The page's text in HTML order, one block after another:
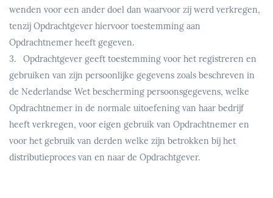
wenden voor een ander doel dan waarvoor zij werd verkregen,
tenzij Opdrachtgever hiervoor toestemming aan
Opdrachtnemer heeft gegeven.
3. Opdrachtgever geeft toestemming voor het registreren en
gebruiken van zijn persoonlijke gegevens zoals beschreven in
de Nederlandse Wet bescherming persoonsgegevens, welke
Opdrachtnemer in de normale uitoefening van haar bedrijf
heeft verkregen, voor eigen gebruik van Opdrachtnemer en
voor het gebruik van derden welke zijn betrokken bij het
distributieproces van en naar de Opdrachtgever.